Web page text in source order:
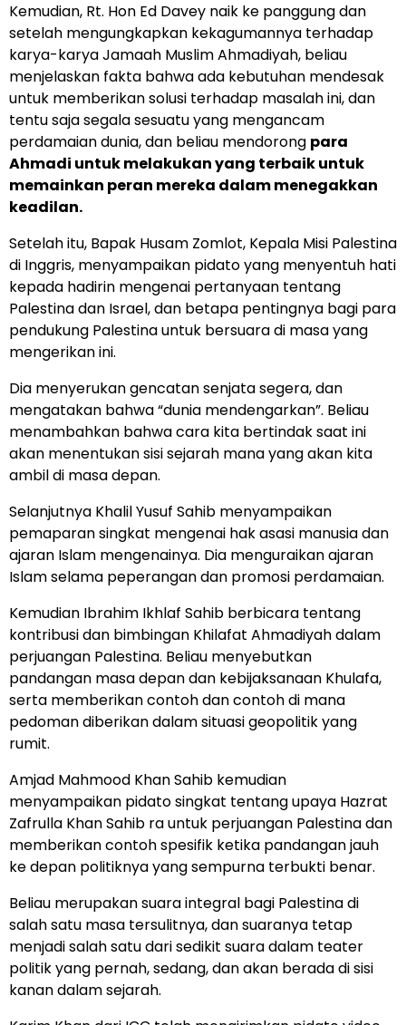
Kemudian, Rt. Hon Ed Davey naik ke panggung dan
setelah mengungkapkan kekagumannya terhadap
karya-karya Jamaah Muslim Ahmadiyah, beliau
menjelaskan fakta bahwa ada kebutuhan mendesak
untuk memberikan solusi terhadap masalah ini, dan
tentu saja segala sesuatu yang mengancam
perdamaian dunia, dan beliau mendorong para
Ahmadi untuk melakukan yang terbaik untuk
memainkan peran mereka dalam menegakkan
keadilan.
Setelah itu, Bapak Husam Zomlot, Kepala Misi Palestina
di Inggris, menyampaikan pidato yang menyentuh hati
kepada hadirin mengenai pertanyaan tentang
Palestina dan Israel, dan betapa pentingnya bagi para
pendukung Palestina untuk bersuara di masa yang
mengerikan ini.
Dia menyerukan gencatan senjata segera, dan
mengatakan bahwa “dunia mendengarkan”. Beliau
menambahkan bahwa cara kita bertindak saat ini
akan menentukan sisi sejarah mana yang akan kita
ambil di masa depan.
Selanjutnya Khalil Yusuf Sahib menyampaikan
pemaparan singkat mengenai hak asasi manusia dan
ajaran Islam mengenainya. Dia menguraikan ajaran
Islam selama peperangan dan promosi perdamaian.
Kemudian Ibrahim Ikhlaf Sahib berbicara tentang
kontribusi dan bimbingan Khilafat Ahmadiyah dalam
perjuangan Palestina. Beliau menyebutkan
pandangan masa depan dan kebijaksanaan Khulafa,
serta memberikan contoh dan contoh di mana
pedoman diberikan dalam situasi geopolitik yang
rumit.
Amjad Mahmood Khan Sahib kemudian
menyampaikan pidato singkat tentang upaya Hazrat
Zafrulla Khan Sahib ra untuk perjuangan Palestina dan
memberikan contoh spesifik ketika pandangan jauh
ke depan politiknya yang sempurna terbukti benar.
Beliau merupakan suara integral bagi Palestina di
salah satu masa tersulitnya, dan suaranya tetap
menjadi salah satu dari sedikit suara dalam teater
politik yang pernah, sedang, dan akan berada di sisi
kanan dalam sejarah.